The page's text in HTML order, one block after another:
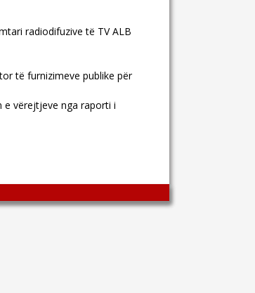
radiodifuzive të TV ALB
të furnizimeve publike për
e vërejtjeve nga raporti i
provides